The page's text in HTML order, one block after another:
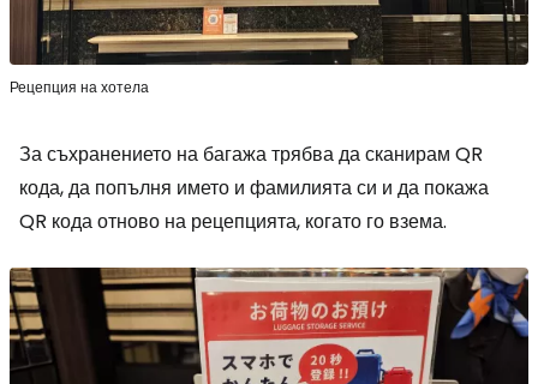
Рецепция на хотела
За съхранението на багажа трябва да сканирам QR
кода, да попълня името и фамилията си и да покажа
QR кода отново на рецепцията, когато го взема.